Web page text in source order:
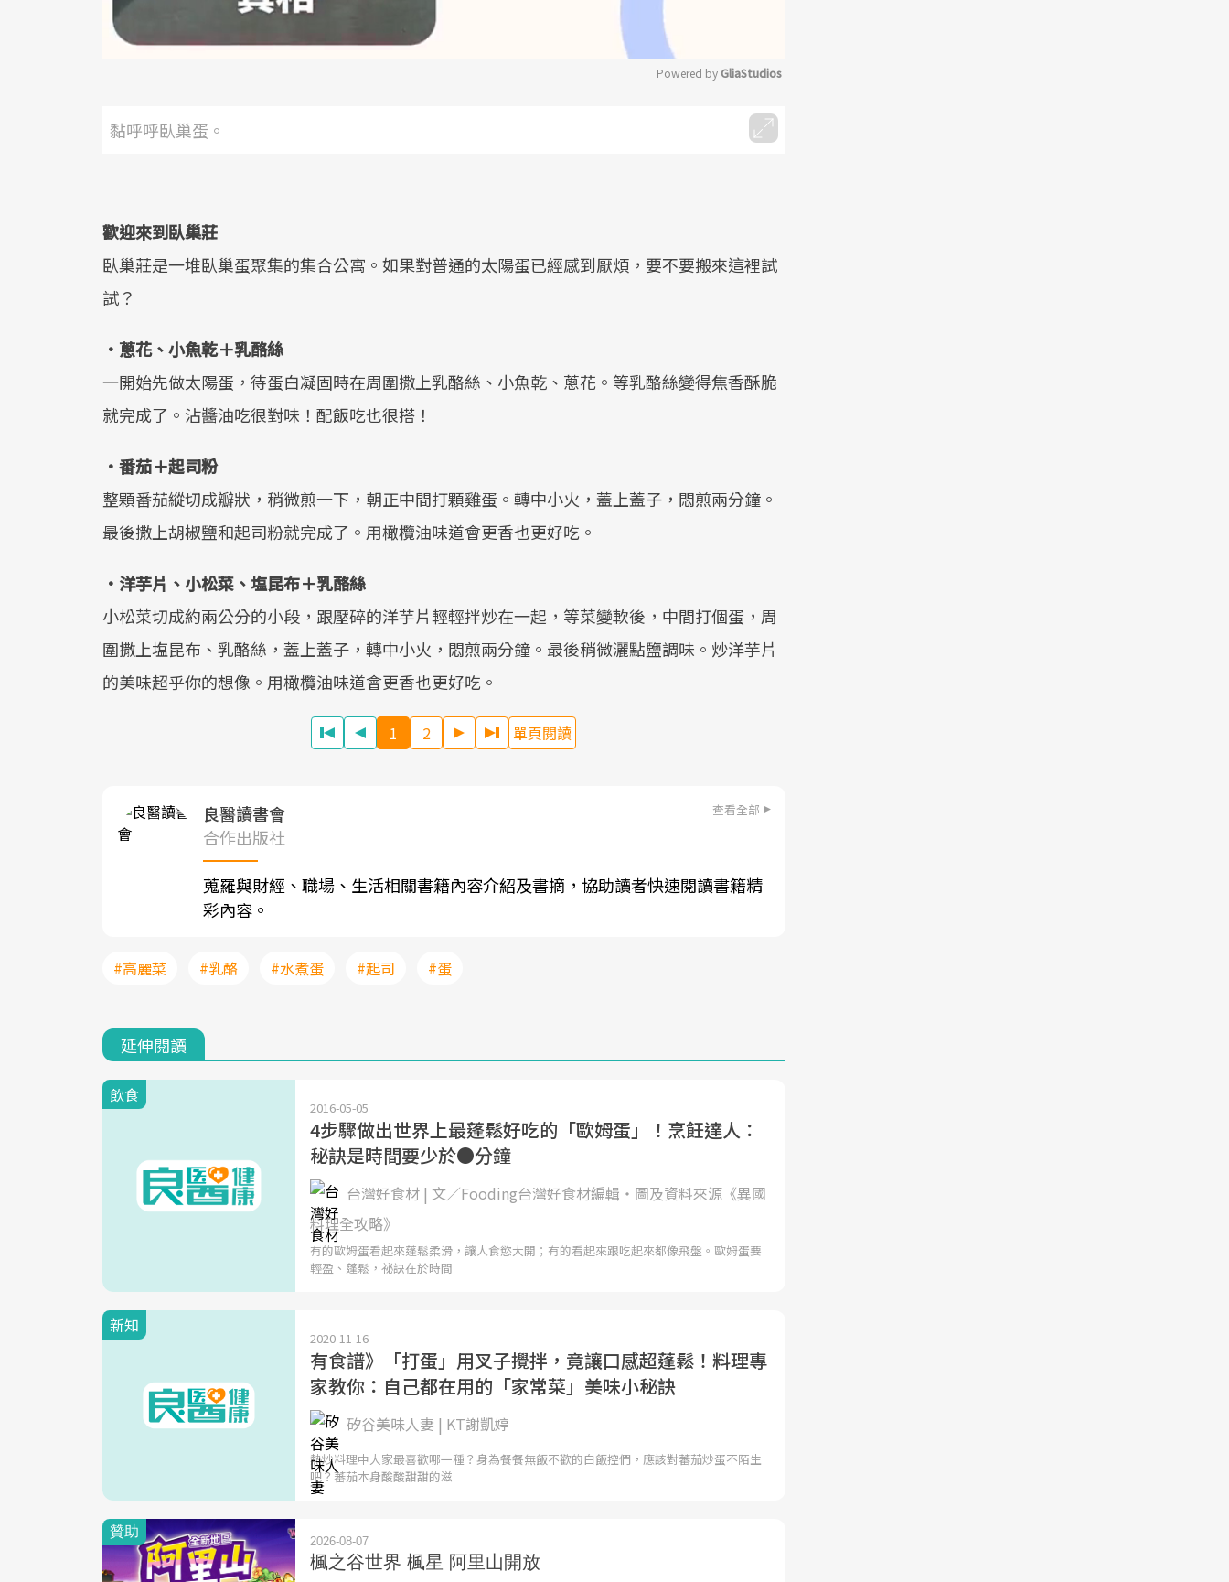
Powered by GliaStudios
黏呼呼臥巢蛋。
歡迎來到臥巢莊
臥巢莊是一堆臥巢蛋聚集的集合公寓。如果對普通的太陽蛋已經感到厭煩，要不要搬來這裡試
試？
•蔥花、小魚乾＋乳酪絲
一開始先做太陽蛋，待蛋白凝固時在周圍撒上乳酪絲、小魚乾、蔥花。等乳酪絲變得焦香酥脆
就完成了。沾醬油吃很對味！配飯吃也很搭！
•番茄＋起司粉
整顆番茄縱切成瓣狀，稍微煎一下，朝正中間打顆雞蛋。轉中小火，蓋上蓋子，悶煎兩分鐘。
最後撒上胡椒鹽和起司粉就完成了。用橄欖油味道會更香也更好吃。
•洋芋片、小松菜、塩昆布＋乳酪絲
小松菜切成約兩公分的小段，跟壓碎的洋芋片輕輕拌炒在一起，等菜變軟後，中間打個蛋，周
圍撒上塩昆布、乳酪絲，蓋上蓋子，轉中小火，悶煎兩分鐘。最後稍微灑點鹽調味。炒洋芋片
的美味超乎你的想像。用橄欖油味道會更香也更好吃。
1 2 單頁閱讀
良醫讀書會 查看全部
合作出版社
蒐羅與財經、職場、生活相關書籍內容介紹及書摘，協助讀者快速閱讀書籍精
彩內容。
#高麗菜 #乳酪 #水煮蛋 #起司 #蛋
延伸閱讀
飲食
2016-05-05
4步驟做出世界上最蓬鬆好吃的「歐姆蛋」！烹飪達人：
秘訣是時間要少於●分鐘
台灣好食材 | 文／Fooding台灣好食材編輯‧圖及資料來源《異國
料理全攻略》
有的歐姆蛋看起來蓬鬆柔滑，讓人食慾大開；有的看起來跟吃起來都像飛盤。歐姆蛋要
輕盈、蓬鬆，祕訣在於時間
新知
2020-11-16
有食譜》「打蛋」用叉子攪拌，竟讓口感超蓬鬆！料理專
家教你：自己都在用的「家常菜」美味小秘訣
矽谷美味人妻 | KT謝凱婷
熱炒料理中大家最喜歡哪一種？身為餐餐無飯不歡的白飯控們，應該對蕃茄炒蛋不陌生
吧？蕃茄本身酸酸甜甜的滋